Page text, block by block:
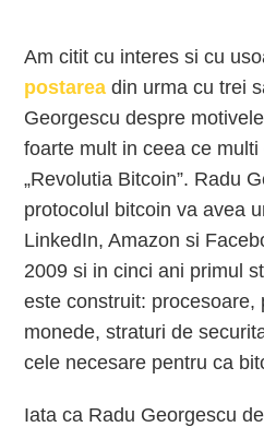
Am citit cu interes si cu
postarea din urma cu trei
Georgescu despre
foarte mult in ceea ce
„Revolutia Bitcoin”. Radu
protocolul bitcoin va avea
LinkedIn, Amazon si
2009 si in cinci ani primul
este construit: procesoare,
monede, straturi de
cele necesare pentru ca
Iata ca Radu Georgescu